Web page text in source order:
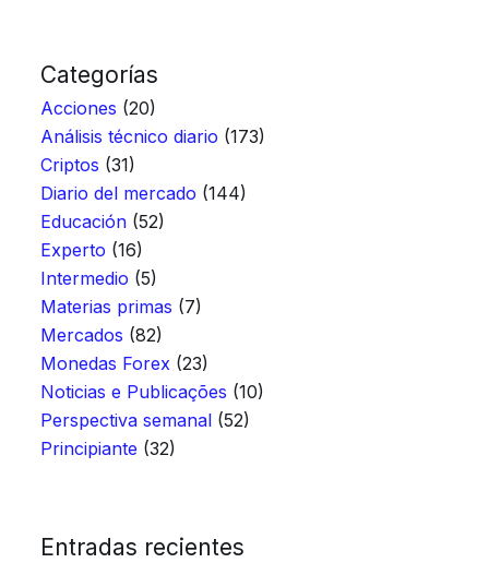
Categorías
Acciones (20)
Análisis técnico diario (173)
Criptos (31)
Diario del mercado (144)
Educación (52)
Experto (16)
Intermedio (5)
Materias primas (7)
Mercados (82)
Monedas Forex (23)
Noticias e Publicações (10)
Perspectiva semanal (52)
Principiante (32)
Entradas recientes